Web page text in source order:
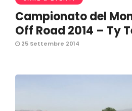
Campionato del
Off Road 2014 – Ty
25 Settembre 2014